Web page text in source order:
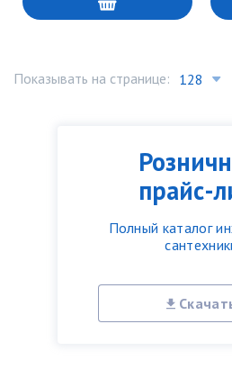
прайс-
Полный каталог
Показывать на странице: